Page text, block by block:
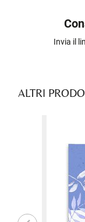
Invia il
ALTRI